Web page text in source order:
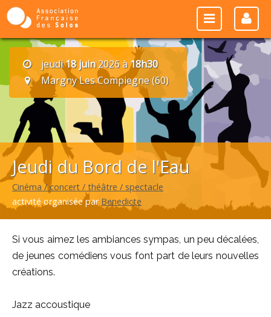
jeudi18 juin2026 à18h30
Margny Les Compiegne (60)
Jeudi du Bord de l'Eau
Cinéma / concert / théâtre / spectacle
activité organisée par Benedicte
Si vous aimez les ambiances sympas, un peu décalées,
de jeunes comédiens vous font part de leurs nouvelles
créations.
Jazz accoustique